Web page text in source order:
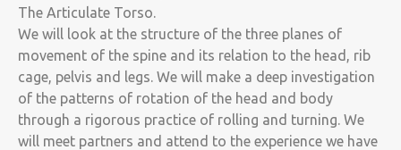
The Articulate Torso.
We will look at the structure of the three planes of
movement of the spine and its relation to the head, rib
cage, pelvis and legs. We will make a deep investigation
of the patterns of rotation of the head and body
through a rigorous practice of rolling and turning. We
will meet partners and attend to the experience we have